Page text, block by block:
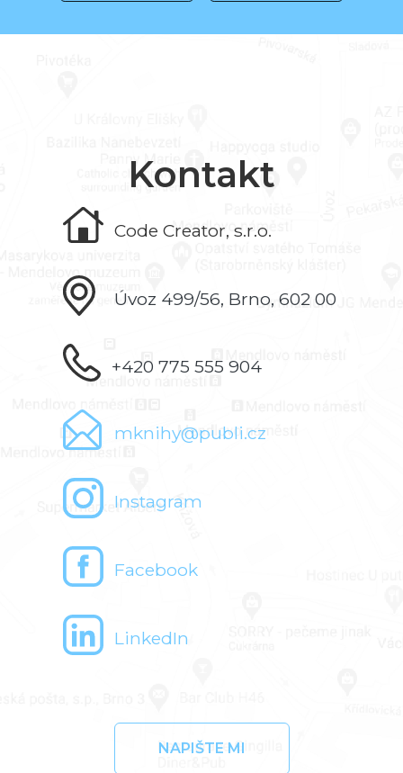
Kontakt
Code Creator, s.r.o.
Úvoz 499/56, Brno, 602 00
+420 775 555 904
mknihy@publi.cz
Instagram
Facebook
LinkedIn
NAPIŠTE MI